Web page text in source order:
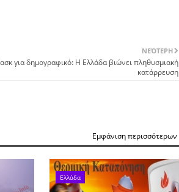
ΝΕΌΤΕΡΗ
για δημογραφικό: Η Ελλάδα βιώνει πληθυσμιακή
κατάρρευση
Εμφάνιση περισσότερων
Ελλάδα